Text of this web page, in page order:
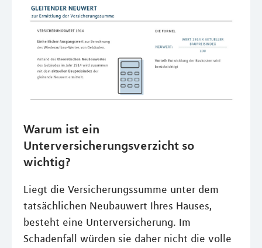
Warum ist ein
Unterversicherungsverzicht so
wichtig?
Liegt die Versicherungssumme unter dem
tatsächlichen Neubauwert Ihres Hauses,
besteht eine Unterversicherung. Im
Schadenfall würden sie daher nicht die volle